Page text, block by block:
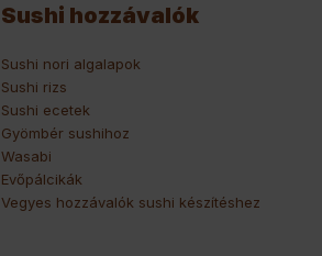
Sushi hozzávalók
Sushi nori algalapok
Sushi rizs
Sushi ecetek
Gyömbér sushihoz
Wasabi
Evőpálcikák
Vegyes hozzávalók sushi készítéshez